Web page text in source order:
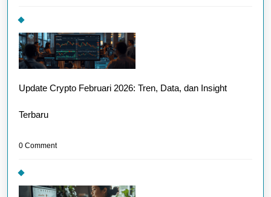
Update Crypto Februari 2026: Tren, Data, dan Insight
Terbaru
0 Comment